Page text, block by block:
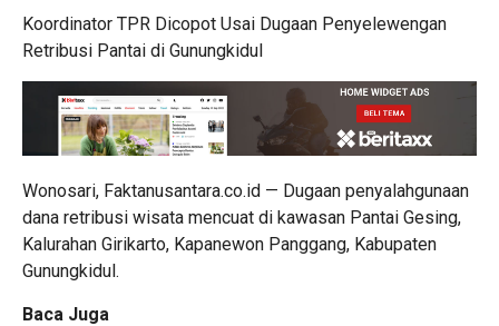
Koordinator TPR Dicopot Usai Dugaan Penyelewengan
Retribusi Pantai di Gunungkidul
Wonosari, Faktanusantara.co.id — Dugaan penyalahgunaan
dana retribusi wisata mencuat di kawasan Pantai Gesing,
Kalurahan Girikarto, Kapanewon Panggang, Kabupaten
Gunungkidul.
Baca Juga